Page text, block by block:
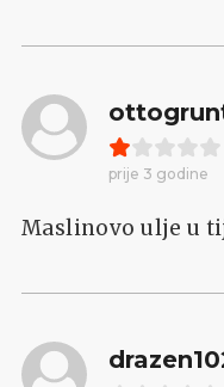
prije 3 godine
Maslinovo ulje u